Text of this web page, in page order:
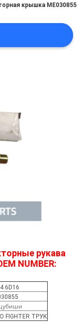
крышка ME030855
рукава
NUMBER:
6D16
FIGHTER ТРУК